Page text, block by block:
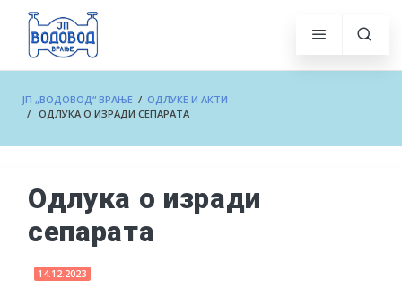
ЈП „ВОДОВОД“ ВРАЊЕ / ОДЛУКЕ И АКТИ
/ ОДЛУКА О ИЗРАДИ СЕПАРАТА
Одлука о изради
сепарата
14.12.2023